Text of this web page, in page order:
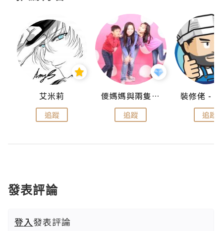
艾米莉
追蹤
儍媽媽與兩隻小魔怪之家
追蹤 追蹤
發表評論
登入發表評論